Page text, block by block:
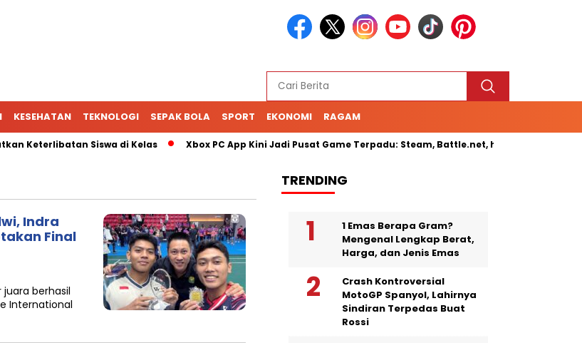
KESEHATAN TEKNOLOGI SEPAK BOLA SPORT EKONOMI RAGAM
Siswa di Kelas Xbox PC App Kini Jadi Pusat Game Terpadu: Steam, Battle.net, hingga Cloud Gaming
Indra
Final
berhasil
International
TRENDING
1 Emas Berapa Gram?
Mengenal Lengkap Berat,
Harga, dan Jenis Emas
Crash Kontroversial
MotoGP Spanyol, Lahirnya
Sindiran Terpedas Buat
Rossi